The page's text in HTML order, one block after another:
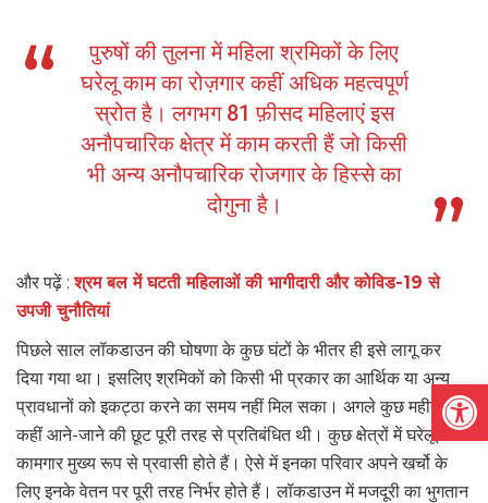
पुरुषों की तुलना में महिला श्रमिकों के लिए
घरेलू काम का रोज़गार कहीं अधिक महत्वपूर्ण
स्रोत है। लगभग 81 फ़ीसद महिलाएं इस
अनौपचारिक क्षेत्र में काम करती हैं जो किसी
भी अन्य अनौपचारिक रोजगार के हिस्से का
दोगुना है।
और पढ़ें :श्रम बल में घटती महिलाओं की भागीदारी और कोविड-19 से
उपजी चुनौतियां
पिछले साल लॉकडाउन की घोषणा के कुछ घंटों के भीतर ही इसे लागू कर
दिया गया था। इसलिए श्रमिकों को किसी भी प्रकार का आर्थिक या अन्य
प्रावधानों को इकट्ठा करने का समय नहीं मिल सका। अगले कुछ महीनों में
कहीं आने-जाने की छूट पूरी तरह से प्रतिबंधित थी। कुछ क्षेत्रों में घरेलू
कामगार मुख्य रूप से प्रवासी होते हैं। ऐसे में इनका परिवार अपने खर्चो के
लिए इनके वेतन पर पूरी तरह निर्भर होते हैं। लॉकडाउन में मजदूरी का भुगतान